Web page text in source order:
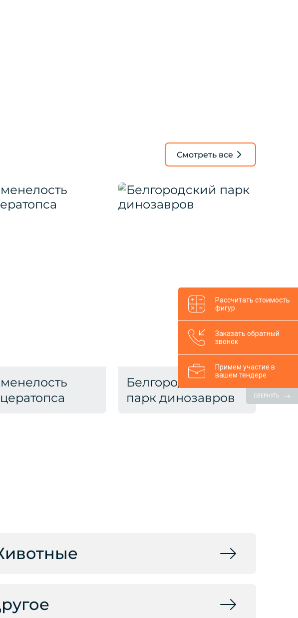
Смотреть все
Белгородский
парк динозавров
Рассчитать стоимость
фигур
Заказать обратный
звонок
Примем участие в
вашем тендере
СВЕРНУТЬ